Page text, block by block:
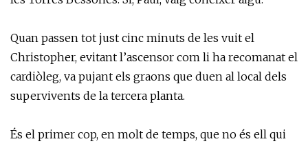
Quan passen tot just cinc minuts de les vuit el
Christopher, evitant l’ascensor com li ha recomanat el
cardiòleg, va pujant els graons que duen al local dels
supervivents de la tercera planta.
És el primer cop, en molt de temps, que no és ell qui